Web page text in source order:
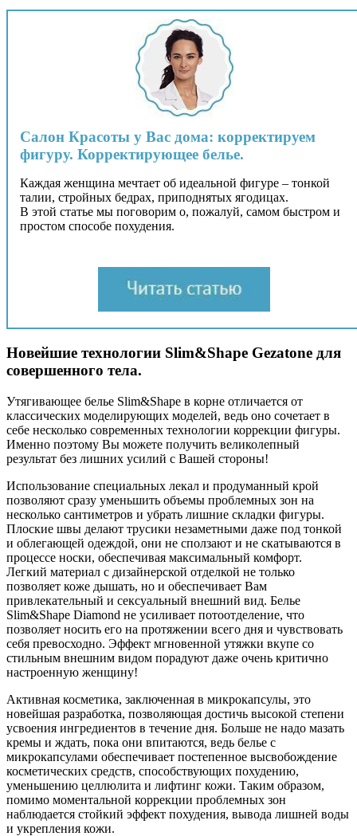
Салон Красоты у Вас дома: корректируем
фигуру. Корректирующее белье.
Каждая женщина мечтает об идеальной фигуре – тонкой
талии, стройных бедрах, приподнятых ягодицах.
В этой статье мы поговорим о, пожалуй, самом быстром и
простом способе похудения.
Новейшие технологии Slim&Shape Gezatone для
совершенного тела.
Утягивающее белье Slim&Shape в корне отличается от
классических моделирующих моделей, ведь оно сочетает в
себе несколько современных технологии коррекции фигуры.
Именно поэтому Вы можете получить великолепный
результат без лишних усилий с Вашей стороны!
Использование специальных лекал и продуманный крой
позволяют сразу уменьшить объемы проблемных зон на
несколько сантиметров и убрать лишние складки фигуры.
Плоские швы делают трусики незаметными даже под тонкой
и облегающей одеждой, они не сползают и не скатываются в
процессе носки, обеспечивая максимальный комфорт.
Легкий материал с дизайнерской отделкой не только
позволяет коже дышать, но и обеспечивает Вам
привлекательный и сексуальный внешний вид. Белье
Slim&Shape Diamond не усиливает потоотделение, что
позволяет носить его на протяжении всего дня и чувствовать
себя превосходно. Эффект мгновенной утяжки вкупе со
стильным внешним видом порадуют даже очень критично
настроенную женщину!
Активная косметика, заключенная в микрокапсулы, это
новейшая разработка, позволяющая достичь высокой степени
усвоения ингредиентов в течение дня. Больше не надо мазать
кремы и ждать, пока они впитаются, ведь белье с
микрокапсулами обеспечивает постепенное высвобождение
косметических средств, способствующих похудению,
уменьшению целлюлита и лифтинг кожи. Таким образом,
помимо моментальной коррекции проблемных зон
наблюдается стойкий эффект похудения, вывода лишней воды
и укрепления кожи.